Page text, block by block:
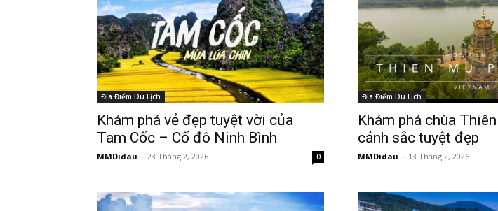
Địa Điểm Du Lịch
Khám phá vẻ đẹp tuyệt vời của
Tam Cốc – Cố đô Ninh Bình
MMDidau - 23 Tháng 2, 2026 0
Địa Điểm Du Lịch
Khám phá chùa
cảnh sắc tuyệt đẹp
MMDidau - 13 Tháng 2, 2026